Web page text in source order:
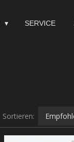
SERVICE
Sortieren: